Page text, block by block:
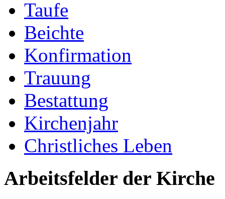
Taufe
Beichte
Konfirmation
Trauung
Bestattung
Kirchenjahr
Christliches Leben
Arbeitsfelder der Kirche